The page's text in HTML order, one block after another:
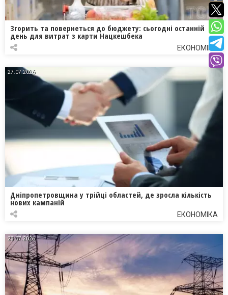
Згорить та повернеться до бюджету: сьогодні останній
день для витрат з карти Нацкешбека
ЕКОНОМІКА
27.07.2026
Дніпропетровщина у трійці областей, де зросла кількість
нових кампаній
ЕКОНОМІКА
23.07.2026